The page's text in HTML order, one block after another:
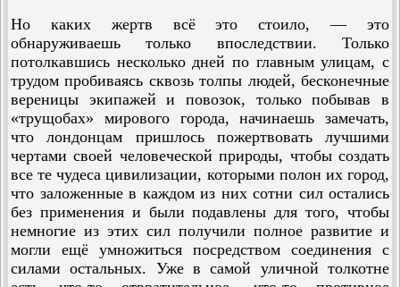
Но каких жертв всё это стоило, — это
обнаруживаешь только впоследствии. Только
потолкавшись несколько дней по главным улицам, с
трудом пробиваясь сквозь толпы людей, бесконечные
вереницы экипажей и повозок, только побывав в
«трущобах» мирового города, начинаешь замечать,
что лондонцам пришлось пожертвовать лучшими
чертами своей человеческой природы, чтобы создать
все те чудеса цивилизации, которыми полон их город,
что заложенные в каждом из них сотни сил остались
без применения и были подавлены для того, чтобы
немногие из этих сил получили полное развитие и
могли ещё умножиться посредством соединения с
силами остальных. Уже в самой уличной толкотне